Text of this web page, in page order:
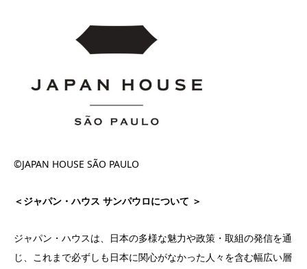
©JAPAN HOUSE SÃO PAULO
＜ジャパン・ハウス サンパウロについて ＞
ジャパン・ハウスは、日本の多様な魅力や政策・取組の発信を通
じ、これまで必ずしも日本に関心がなかった人々を含む幅広い層